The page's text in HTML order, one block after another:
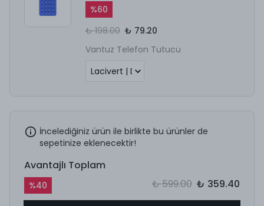
%60
₺ 198.00 ₺ 79.20
Vantuz Telefon Tutucu
İncelediğiniz ürün ile birlikte bu ürünler de
sepetinize eklenecektir!
Avantajlı Toplam
%40 ₺ 599.00 ₺ 359.40